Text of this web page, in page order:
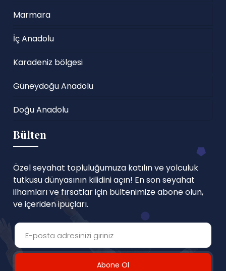
Marmara
İç Anadolu
Karadeniz bölgesi
Güneydoğu Anadolu
Doğu Anadolu
Bülten
Özel seyahat topluluğumuza katılın ve yolculuk
tutkusu dünyasının kilidini açın! En son seyahat
ilhamları ve fırsatlar için bültenimize abone olun,
ve içeriden ipuçları.
Abone Ol